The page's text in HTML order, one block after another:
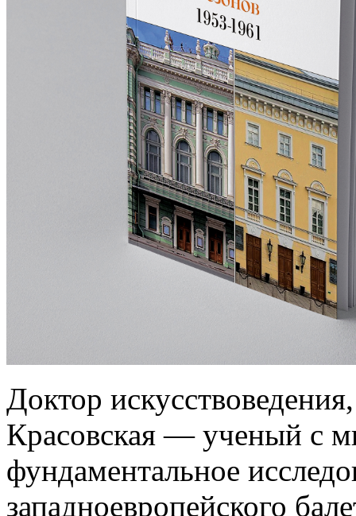
Доктор
Красовская — ученый с
фундаментальное
западноевропейского